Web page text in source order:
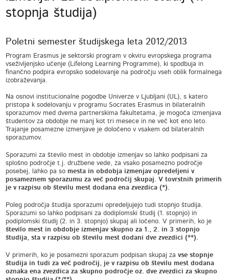
stopnja študija)
Poletni semester študijskega leta 2012/2013
Program Erasmus je sektorski program v okviru evropskega programa
vseživljenjsko učenje (Lifelong Learning Programme), ki spodbuja in
finančno podpira evropsko sodelovanje na področju vseh oblik formalnega
izobraževanja.
Na osnovi institucionalne pogodbe Univerze v Ljubljani (UL), s katero
pristopa k sodelovanju v programu Socrates Erasmus in bilateralnih
sporazumov med dvema partnerskima fakultetama, je mogoča izmenjava
študentov za obdobje ne manj kot tri mesece in ne več kot eno leto.
Trajanje posamezne izmenjave je določeno v vsakem od bilateralnih
sporazumov.
Sporazumi za število mest in obdobje izmenjav so lahko podpisani za
splošno področje t.j. družbene vede, za vsako posamezno področje
posebej, lahko pa somesta in obdobja izmenjav opredeljeni v
posameznem sporazumu za več področij skupaj. V tovrstnih primerih
je v razpisu ob številu mest dodana ena zvezdica (*).
Poleg področja študija sporazumi opredeljujejo tudi stopnjo študija.
Sporazumi so lahko podpisani za dodiplomski študij (1. stopnjo) in
podiplomski študij (2. in 3. stopnjo) skupaj ali ločeno. V primerih, ko je
število mest in obdobje izmenjav skupno za 1., 2. in 3 stopnjo
študija, sta v razpisu ob številu mest dodani dve zvezdici (**).
V primerih, ko je posamezni sporazum podpisan skupaj zavse stopnje
študija in tudi za več področij, je v razpisu ob številu mest dodana
oznaka ena zvezdica za skupno področje oz. dve zvezdici za skupno